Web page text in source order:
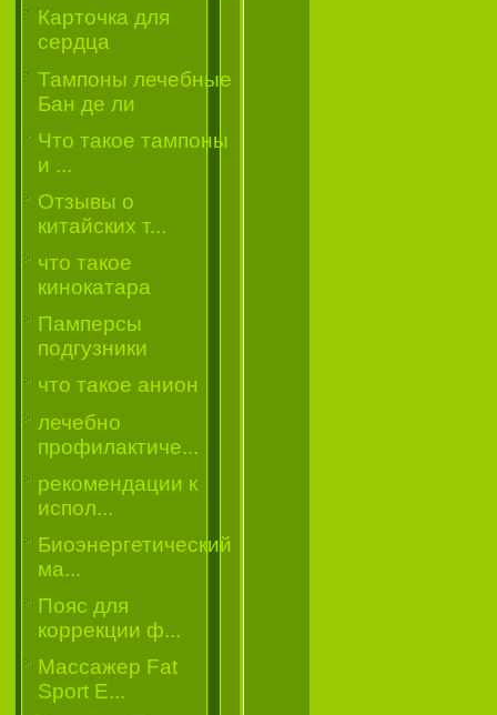
Карточка для
сердца
Тампоны лечебные
Бан де ли
Что такое тампоны
и ...
Отзывы о
китайских т...
что такое
кинокатара
Памперсы
подгузники
что такое анион
лечебно
профилактиче...
рекомендации к
испол...
Биоэнергетический
ма...
Пояс для
коррекции ф...
Массажер Fat
Sport E...